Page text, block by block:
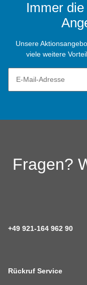
Immer
Unsere
viele weitere
Fragen?
+49 921-164 962 90
Rückruf Service